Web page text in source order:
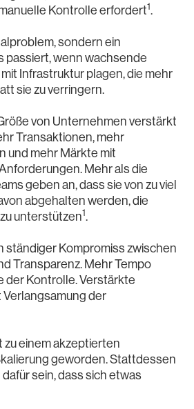
Kontrolle erfordert1.
sondern ein
passiert, wenn wachsende
Infrastruktur plagen, die mehr
sie zu verringern.
von Unternehmen verstärkt
Transaktionen, mehr
und mehr Märkte mit
Mehr als die
geben an, dass sie von zu viel
abgehalten werden, die
unterstützen1.
ständiger Kompromiss zwischen
Transparenz. Mehr Tempo
der Kontrolle. Verstärkte
der
zu einem akzeptierten
geworden. Stattdessen
sein, dass sich etwas